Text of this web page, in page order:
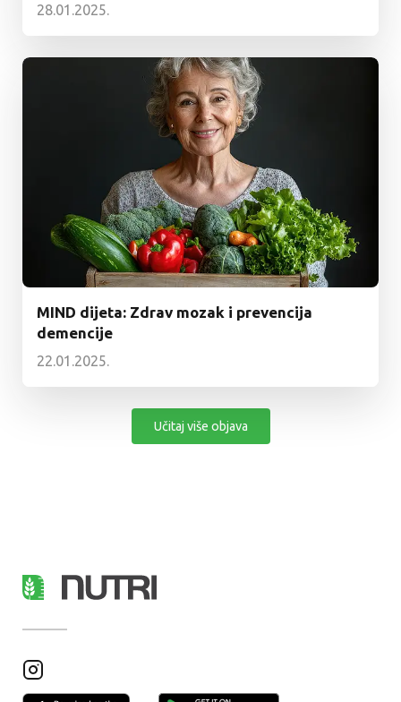
28.01.2025.
MIND dijeta: Zdrav mozak i prevencija
demencije
22.01.2025.
Učitaj više objava